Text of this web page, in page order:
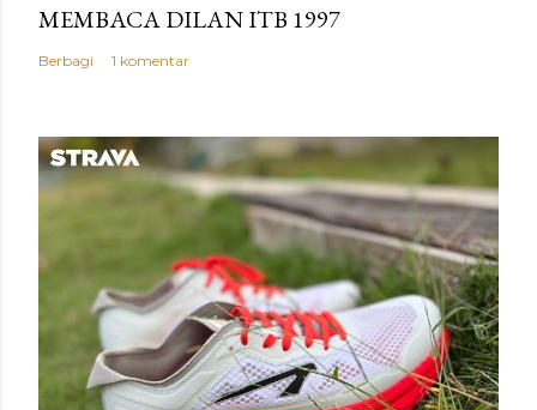
MEMBACA DILAN ITB 1997
Berbagi 1 komentar